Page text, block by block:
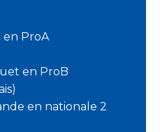
en ProA
en ProB
en nationale 2